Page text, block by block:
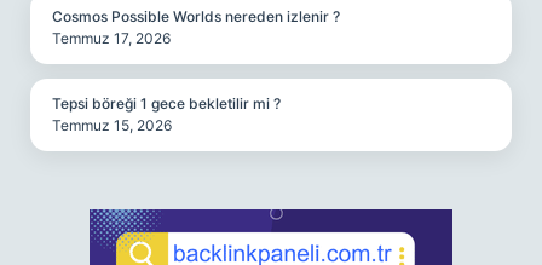
Cosmos Possible Worlds nereden izlenir ?
Temmuz 17, 2026
Tepsi böreği 1 gece bekletilir mi ?
Temmuz 15, 2026